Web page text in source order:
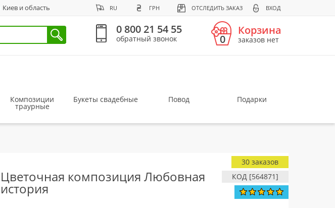
Киев и область RU ГРН ОТСЛЕДИТЬ ЗАКАЗ ВХОД
0 800 21 54 55
обратный звонок 0
Корзина
заказов нет
Композиции
траурные
Букеты свадебные Повод Подарки
Цветочная композиция Любовная
история
КОД [564871]
30 заказов